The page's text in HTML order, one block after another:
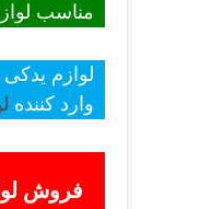
مناسب
لوازم یدکی
وارد کننده
فروش